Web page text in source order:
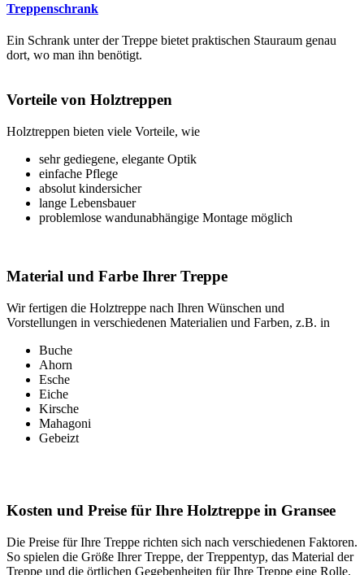
Treppenschrank
Ein Schrank unter der Treppe bietet praktischen Stauraum genau
dort, wo man ihn benötigt.
Vorteile von Holztreppen
Holztreppen bieten viele Vorteile, wie
sehr gediegene, elegante Optik
einfache Pflege
absolut kindersicher
lange Lebensbauer
problemlose wandunabhängige Montage möglich
Material und Farbe Ihrer Treppe
Wir fertigen die Holztreppe nach Ihren Wünschen und
Vorstellungen in verschiedenen Materialien und Farben, z.B. in
Buche
Ahorn
Esche
Eiche
Kirsche
Mahagoni
Gebeizt
Kosten und Preise für Ihre Holztreppe in Gransee
Die Preise für Ihre Treppe richten sich nach verschiedenen Faktoren.
So spielen die Größe Ihrer Treppe, der Treppentyp, das Material der
Treppe und die örtlichen Gegebenheiten für Ihre Treppe eine Rolle.